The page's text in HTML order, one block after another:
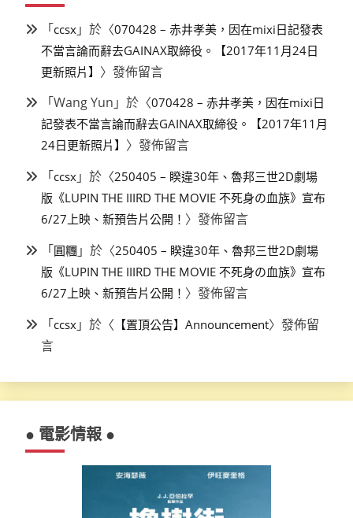
「ccsx 」於〈070428 – 赤井孝美，因在mixi日記發表
不當言論而辭去GAINAX取締役。【2017年11月24日
更新照片】 〉發佈留言
「Wang Yun 」於〈070428 – 赤井孝美，因在mixi日
記發表不當言論而辭去GAINAX取締役。【2017年11月
24日更新照片】 〉發佈留言
「ccsx 」於〈250405 – 睽違30年、魯邦三世2D劇場
版《LUPIN THE IIIRD THE MOVIE 不死身の血族》宣布
6/27上映、新預告片公開！ 〉發佈留言
「圓糰 」於〈250405 – 睽違30年、魯邦三世2D劇場
版《LUPIN THE IIIRD THE MOVIE 不死身の血族》宣布
6/27上映、新預告片公開！ 〉發佈留言
「ccsx 」於〈 【置頂公告】Announcement〉發佈留
言
● 電影情報 ●